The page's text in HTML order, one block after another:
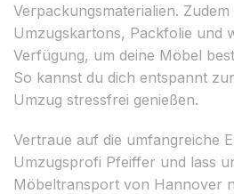
Verpackungsmaterialien.
Umzugskartons, Packfolie und
Verfügung, um deine Möbel
So kannst du dich entspannt
Umzug stressfrei genießen.
Vertraue auf die umfangreiche
Umzugsprofi Pfeiffer und lass
Möbeltransport von Hannover